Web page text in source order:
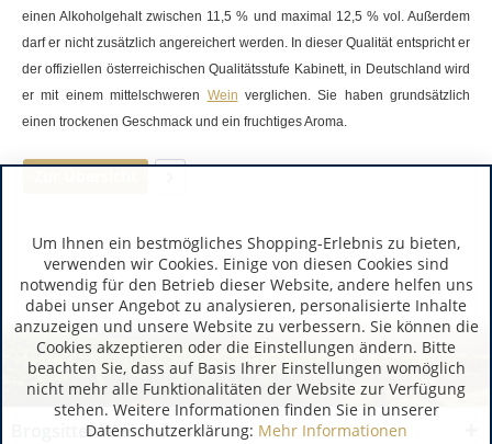
einen Alkoholgehalt zwischen 11,5 % und maximal 12,5 % vol. Außerdem
darf er nicht zusätzlich angereichert werden. In dieser Qualität entspricht er
der offiziellen österreichischen Qualitätsstufe Kabinett, in Deutschland wird
er mit einem mittelschweren Wein verglichen. Sie haben grundsätzlich
einen trockenen Geschmack und ein fruchtiges Aroma.
Brogsitter Weinversand
Um Ihnen ein bestmögliches Shopping-Erlebnis zu bieten,
verwenden wir Cookies. Einige von diesen Cookies sind
notwendig für den Betrieb dieser Website, andere helfen uns
dabei unser Angebot zu analysieren, personalisierte Inhalte
anzuzeigen und unsere Website zu verbessern. Sie können die
Cookies akzeptieren oder die Einstellungen ändern. Bitte
beachten Sie, dass auf Basis Ihrer Einstellungen womöglich
nicht mehr alle Funktionalitäten der Website zur Verfügung
stehen. Weitere Informationen finden Sie in unserer
Datenschutzerklärung: Mehr Informationen